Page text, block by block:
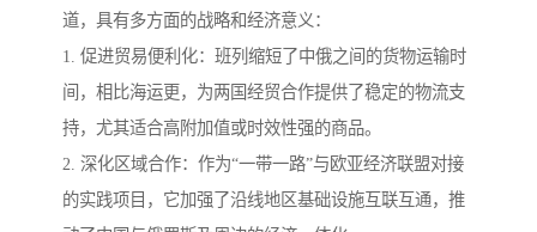
道，具有多方面的战略和经济意义：
1. 促进贸易便利化：班列缩短了中俄之间的货物运输时
间，相比海运更，为两国经贸合作提供了稳定的物流支
持，尤其适合高附加值或时效性强的商品。
2. 深化区域合作：作为“一带一路”与欧亚经济联盟对接
的实践项目，它加强了沿线地区基础设施互联互通，推